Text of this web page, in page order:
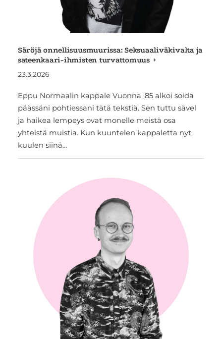
Säröjä onnellisuusmuurissa: Seksuaaliväkivalta ja
sateenkaari-ihmisten turvattomuus
23.3.2026
Eppu Normaalin kappale Vuonna ’85 alkoi soida
päässäni pohtiessani tätä tekstiä. Sen tuttu sävel
ja haikea lempeys ovat monelle meistä osa
yhteistä muistia. Kun kuuntelen kappaletta nyt,
kuulen siinä…